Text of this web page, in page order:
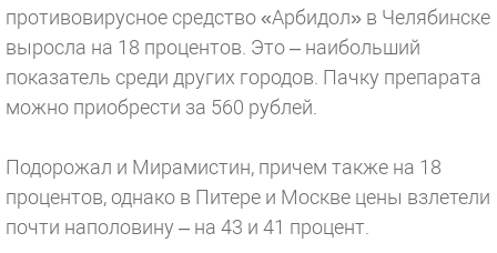
противовирусное средство «Арбидол» в Челябинске
выросла на 18 процентов. Это – наибольший
показатель среди других городов. Пачку препарата
можно приобрести за 560 рублей.
Подорожал и Мирамистин, причем также на 18
процентов, однако в Питере и Москве цены взлетели
почти наполовину – на 43 и 41 процент.